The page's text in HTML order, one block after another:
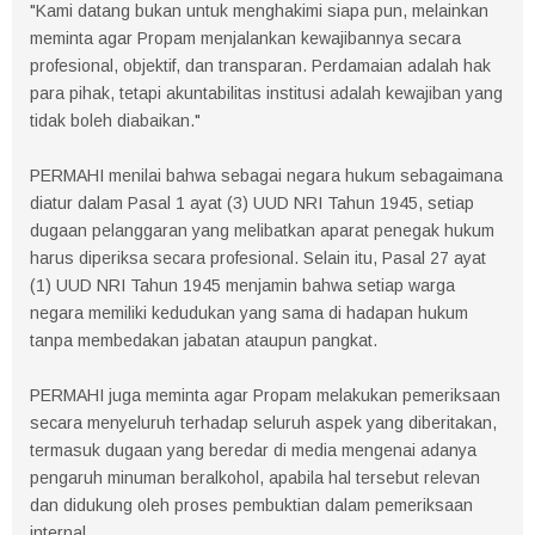
"Kami datang bukan untuk menghakimi siapa pun, melainkan
meminta agar Propam menjalankan kewajibannya secara
profesional, objektif, dan transparan. Perdamaian adalah hak
para pihak, tetapi akuntabilitas institusi adalah kewajiban yang
tidak boleh diabaikan."
PERMAHI menilai bahwa sebagai negara hukum sebagaimana
diatur dalam Pasal 1 ayat (3) UUD NRI Tahun 1945, setiap
dugaan pelanggaran yang melibatkan aparat penegak hukum
harus diperiksa secara profesional. Selain itu, Pasal 27 ayat
(1) UUD NRI Tahun 1945 menjamin bahwa setiap warga
negara memiliki kedudukan yang sama di hadapan hukum
tanpa membedakan jabatan ataupun pangkat.
PERMAHI juga meminta agar Propam melakukan pemeriksaan
secara menyeluruh terhadap seluruh aspek yang diberitakan,
termasuk dugaan yang beredar di media mengenai adanya
pengaruh minuman beralkohol, apabila hal tersebut relevan
dan didukung oleh proses pembuktian dalam pemeriksaan